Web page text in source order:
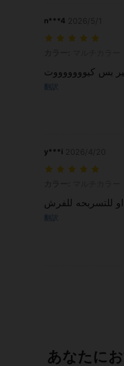
n***4
بس كيوووووووت
翻訳
y***i
للتسربحه للفرش
翻訳
あなたに